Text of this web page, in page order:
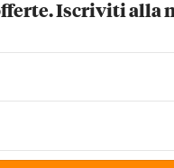
Iscriviti alla